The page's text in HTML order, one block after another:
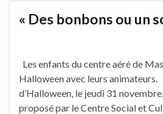
« Des bonbons ou un
Les enfants du centre aéré de
Halloween avec leurs animateurs.
d’Halloween, le jeudi 31
proposé par le Centre Social et